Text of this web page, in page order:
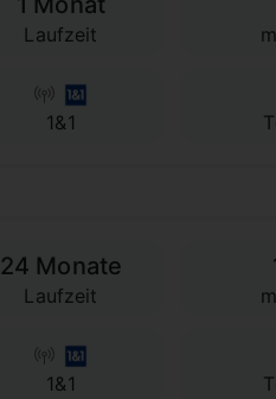
Laufzeit
1&1
24 Monate
Laufzeit
1&1